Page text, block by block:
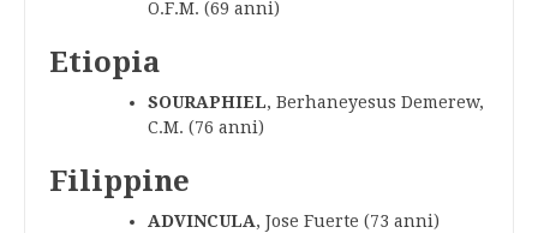
O.F.M. (69 anni)
Etiopia
SOURAPHIEL, Berhaneyesus Demerew,
C.M. (76 anni)
Filippine
ADVINCULA, Jose Fuerte (73 anni)